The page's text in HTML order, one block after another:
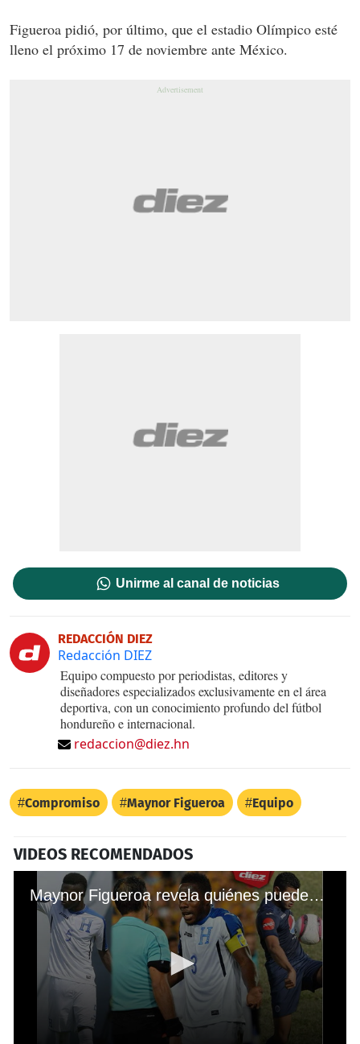
Figueroa pidió, por último, que el estadio Olímpico esté
lleno el próximo 17 de noviembre ante México.
Unirme al canal de noticias
REDACCIÓN DIEZ
Redacción DIEZ
Equipo compuesto por periodistas, editores y
diseñadores especializados exclusivamente en el área
deportiva, con un conocimiento profundo del fútbol
hondureño e internacional.
redaccion@diez.hn
Compromiso Maynor Figueroa Equipo
VIDEOS RECOMENDADOS
Maynor Figueroa revela quiénes pueden suplirlo en la Selección de Honduras